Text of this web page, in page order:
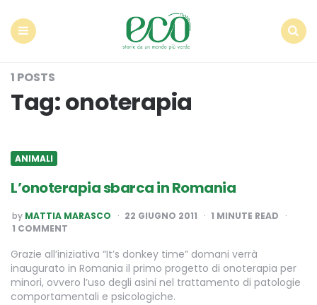
1 POSTS
Tag:onoterapia
ANIMALI
L’onoterapia sbarca in Romania
POSTED
BY
by MATTIA MARASCO 22 GIUGNO 2011 1 MINUTE READ
1 COMMENT
Grazie all’iniziativa “It’s donkey time” domani verrà
inaugurato in Romania il primo progetto di onoterapia per
minori, ovvero l’uso degli asini nel trattamento di patologie
comportamentali e psicologiche.